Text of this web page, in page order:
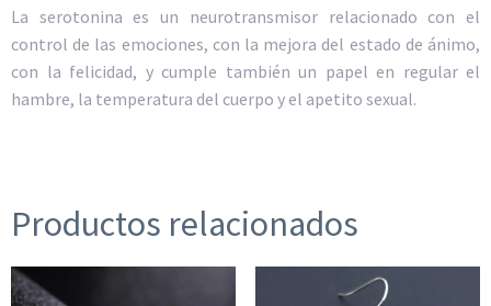
La serotonina es un neurotransmisor relacionado con el
control de las emociones, con la mejora del estado de ánimo,
con la felicidad, y cumple también un papel en regular el
hambre, la temperatura del cuerpo y el apetito sexual.
Productos relacionados